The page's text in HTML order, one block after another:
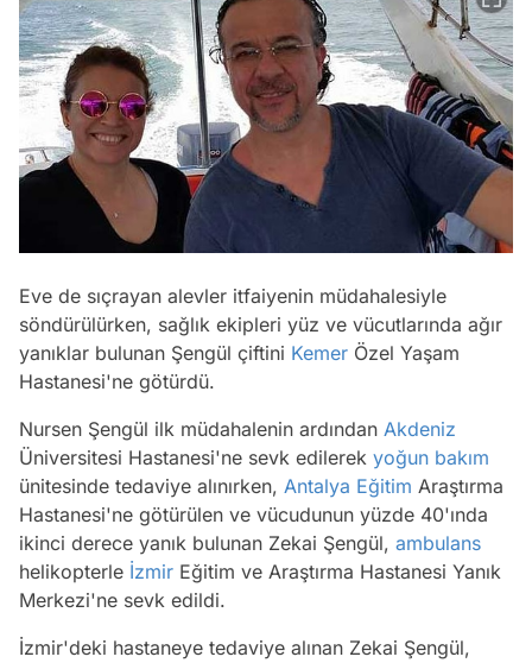
Eve de sıçrayan alevler itfaiyenin müdahalesiyle
söndürülürken, sağlık ekipleri yüz ve vücutlarında ağır
yanıklar bulunan Şengül çiftini Kemer Özel Yaşam
Hastanesi'ne götürdü.
Nursen Şengül ilk müdahalenin ardından Akdeniz
Üniversitesi Hastanesi'ne sevk edilerek yoğun bakım
ünitesinde tedaviye alınırken, Antalya Eğitim Araştırma
Hastanesi'ne götürülen ve vücudunun yüzde 40'ında
ikinci derece yanık bulunan Zekai Şengül, ambulans
helikopterle İzmir Eğitim ve Araştırma Hastanesi Yanık
Merkezi'ne sevk edildi.
İzmir'deki hastaneye tedaviye alınan Zekai Şengül,